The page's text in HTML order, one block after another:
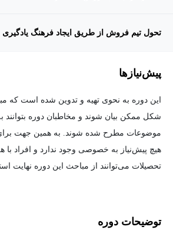
تحول تیم فروش از طریق ایجاد فرهنگ یادگیری
پیش‌نیاز‌ها
این دوره به نحوی تهیه و تدوین شده است که
شکل ممکن بیان شوند و مخاطبان دوره بتوانند
موضوعات مطرح شده شوند. به همین جهت
هیچ پیش‌نیاز به خصوصی وجود ندارد و افراد
تحصیلات می‌توانند از مباحث این دوره نهایت
توضیحات دوره